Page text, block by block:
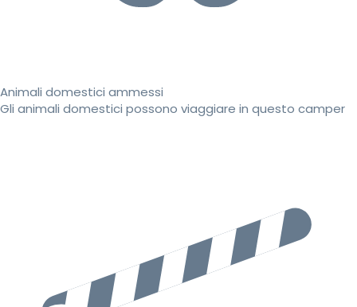
Animali domestici ammessi
Gli animali domestici possono viaggiare in questo camper